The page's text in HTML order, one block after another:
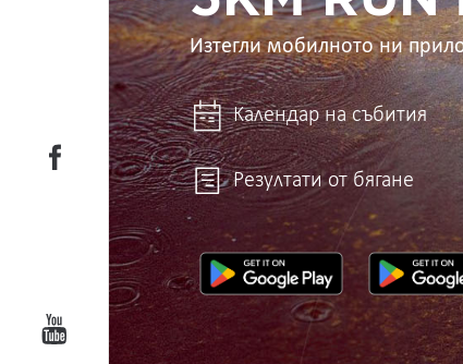
Изтегли мобилното ни
Календар на събития
Резултати от бягане